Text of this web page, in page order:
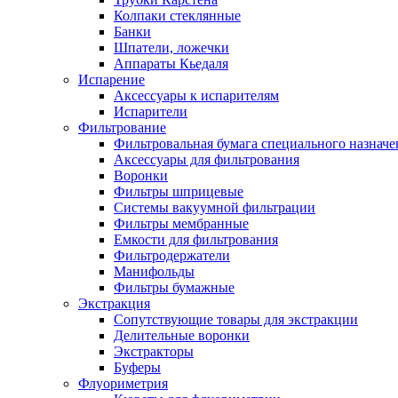
Колпаки стеклянные
Банки
Шпатели, ложечки
Аппараты Кьедаля
Испарение
Аксессуары к испарителям
Испарители
Фильтрование
Фильтровальная бумага специального
Аксессуары для фильтрования
Воронки
Фильтры шприцевые
Системы вакуумной фильтрации
Фильтры мембранные
Емкости для фильтрования
Фильтродержатели
Манифольды
Фильтры бумажные
Экстракция
Сопутствующие товары для экстракции
Делительные воронки
Экстракторы
Буферы
Флуориметрия